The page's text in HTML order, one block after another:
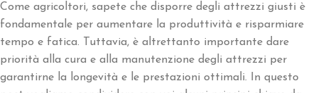
Come agricoltori, sapete che disporre degli attrezzi giusti è
fondamentale per aumentare la produttività e risparmiare
tempo e fatica. Tuttavia, è altrettanto importante dare
priorità alla cura e alla manutenzione degli attrezzi per
garantirne la longevità e le prestazioni ottimali. In questo